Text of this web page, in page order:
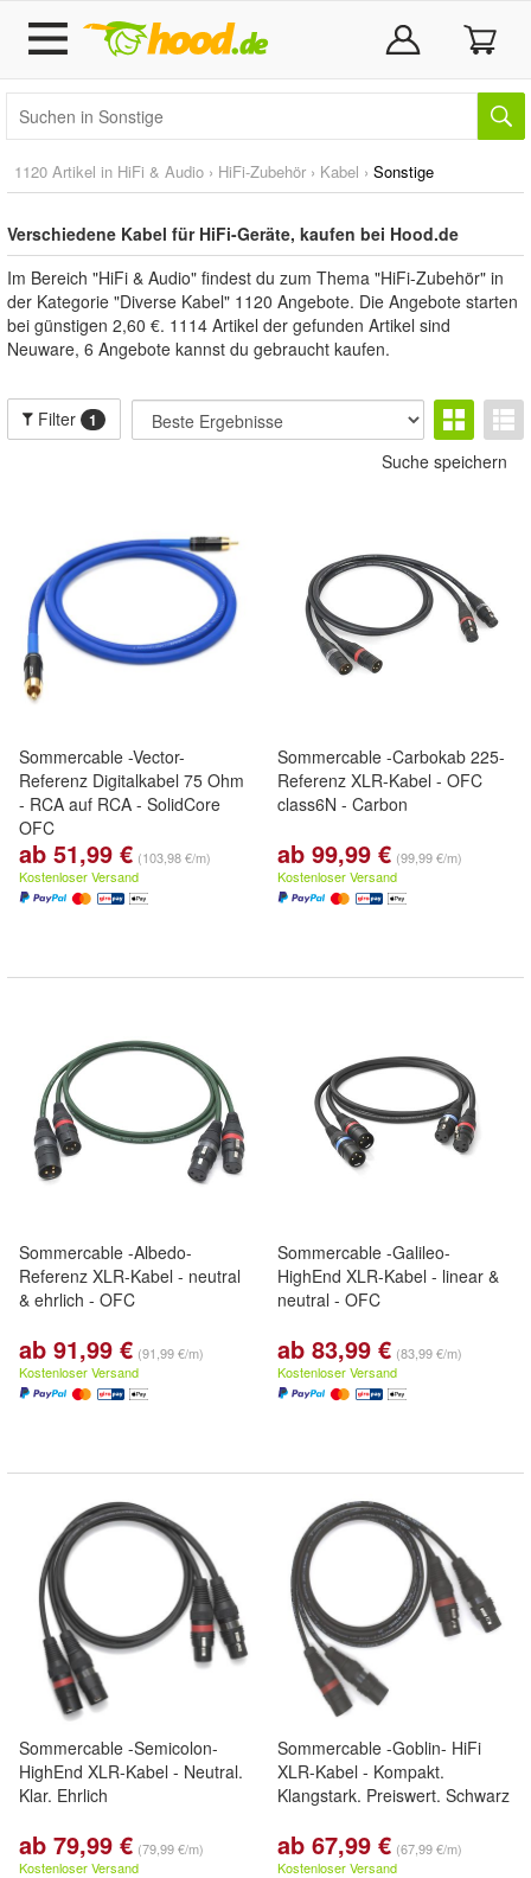
1120 Artikel in HiFi & Audio › HiFi-Zubehör › Kabel › Sonstige
Verschiedene Kabel für HiFi-Geräte, kaufen bei Hood.de
Im Bereich "HiFi & Audio" findest du zum Thema "HiFi-Zubehör" in
der Kategorie "Diverse Kabel" 1120 Angebote. Die Angebote starten
bei günstigen 2,60 €. 1114 Artikel der gefunden Artikel sind
Neuware, 6 Angebote kannst du gebraucht kaufen.
Filter 1
Suche speichern
Sommercable -Vector-
Referenz Digitalkabel 75 Ohm
- RCA auf RCA - SolidCore
OFC
ab 51,99 € (103,98 €/m)
Kostenloser Versand
Sommercable -Carbokab 225-
Referenz XLR-Kabel - OFC
class6N - Carbon
ab 99,99 € (99,99 €/m)
Kostenloser Versand
Sommercable -Albedo-
Referenz XLR-Kabel - neutral
& ehrlich - OFC
ab 91,99 € (91,99 €/m)
Kostenloser Versand
Sommercable -Galileo-
HighEnd XLR-Kabel - linear &
neutral - OFC
ab 83,99 € (83,99 €/m)
Kostenloser Versand
Sommercable -Semicolon-
HighEnd XLR-Kabel - Neutral.
Klar. Ehrlich
ab 79,99 € (79,99 €/m)
Kostenloser Versand
Sommercable -Goblin- HiFi
XLR-Kabel - Kompakt.
Klangstark. Preiswert. Schwarz
ab 67,99 € (67,99 €/m)
Kostenloser Versand